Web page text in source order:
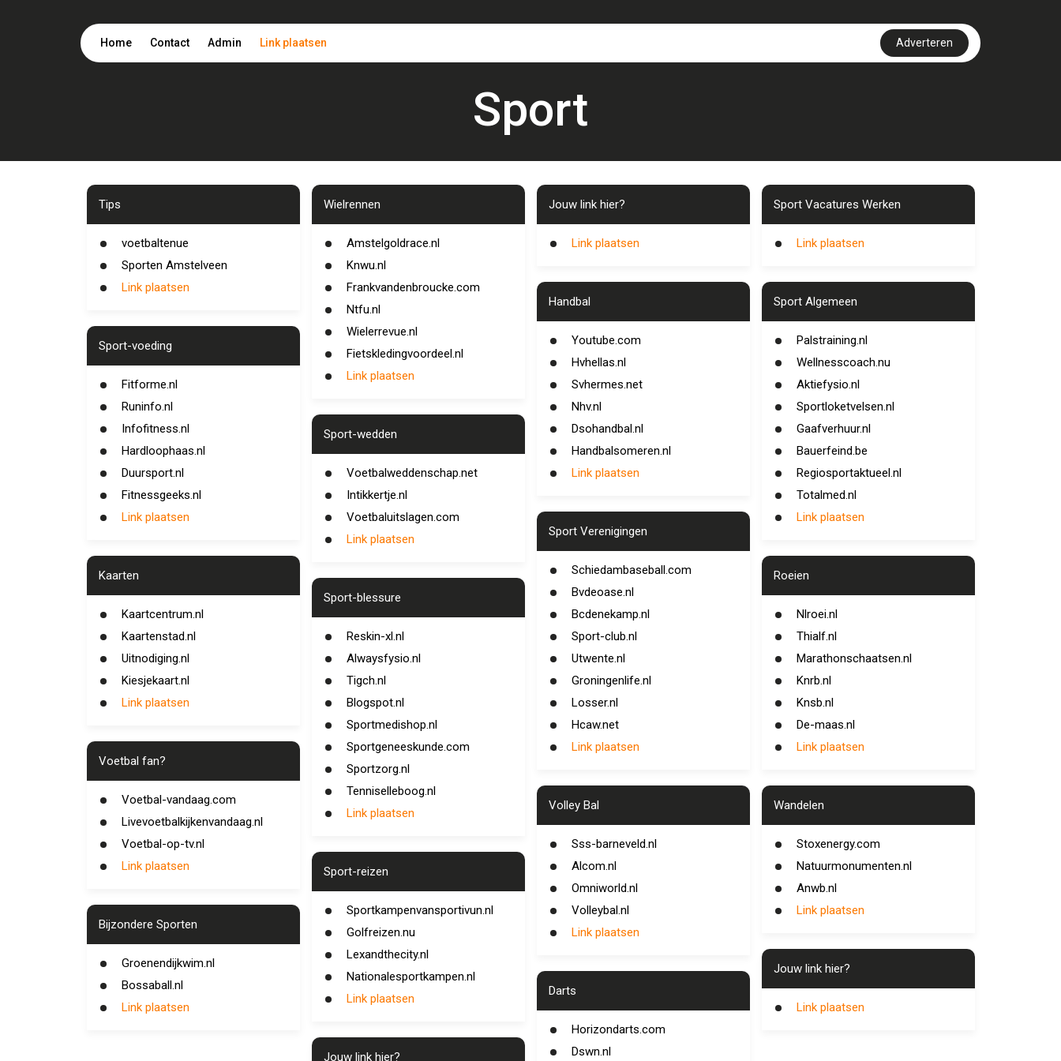
Home Contact Admin Link plaatsen Adverteren
Sport
Tips
voetbaltenue
Sporten Amstelveen
Link plaatsen
Sport-voeding
Fitforme.nl
Runinfo.nl
Infofitness.nl
Hardloophaas.nl
Duursport.nl
Fitnessgeeks.nl
Link plaatsen
Kaarten
Kaartcentrum.nl
Kaartenstad.nl
Uitnodiging.nl
Kiesjekaart.nl
Link plaatsen
Voetbal fan?
Voetbal-vandaag.com
Livevoetbalkijkenvandaag.nl
Voetbal-op-tv.nl
Link plaatsen
Bijzondere Sporten
Groenendijkwim.nl
Bossaball.nl
Link plaatsen
Wielrennen
Amstelgoldrace.nl
Knwu.nl
Frankvandenbroucke.com
Ntfu.nl
Wielerrevue.nl
Fietskledingvoordeel.nl
Link plaatsen
Sport-wedden
Voetbalweddenschap.net
Intikkertje.nl
Voetbaluitslagen.com
Link plaatsen
Sport-blessure
Reskin-xl.nl
Alwaysfysio.nl
Tigch.nl
Blogspot.nl
Sportmedishop.nl
Sportgeneeskunde.com
Sportzorg.nl
Tenniselleboog.nl
Link plaatsen
Sport-reizen
Sportkampenvansportivun.nl
Golfreizen.nu
Lexandthecity.nl
Nationalesportkampen.nl
Link plaatsen
Jouw link hier?
Jouw link hier?
Link plaatsen
Handbal
Youtube.com
Hvhellas.nl
Svhermes.net
Nhv.nl
Dsohandbal.nl
Handbalsomeren.nl
Link plaatsen
Sport Verenigingen
Schiedambaseball.com
Bvdeoase.nl
Bcdenekamp.nl
Sport-club.nl
Utwente.nl
Groningenlife.nl
Losser.nl
Hcaw.net
Link plaatsen
Volley Bal
Sss-barneveld.nl
Alcom.nl
Omniworld.nl
Volleybal.nl
Link plaatsen
Darts
Horizondarts.com
Dswn.nl
Sport Vacatures Werken
Link plaatsen
Sport Algemeen
Palstraining.nl
Wellnesscoach.nu
Aktiefysio.nl
Sportloketvelsen.nl
Gaafverhuur.nl
Bauerfeind.be
Regiosportaktueel.nl
Totalmed.nl
Link plaatsen
Roeien
Nlroei.nl
Thialf.nl
Marathonschaatsen.nl
Knrb.nl
Knsb.nl
De-maas.nl
Link plaatsen
Wandelen
Stoxenergy.com
Natuurmonumenten.nl
Anwb.nl
Link plaatsen
Jouw link hier?
Link plaatsen